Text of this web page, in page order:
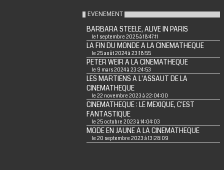
EVENEMENT
BARBARA STEELE, ALIVE IN PARIS
le 1 septembre 2025 à 18:47:11
LA FIN DU MONDE A LA CINEMATHEQUE
le 25 août 2024 à 23:18:55
PETER WEIR A LA CINEMATHEQUE
le 9 mars 2024 à 23:24:53
LES MARTIENS A L'ASSAUT DE LA
CINEMATHEQUE
le 22 novembre 2023 à 22:04:00
CINEMATHEQUE : LE MEXIQUE, C'EST
FANTASTIQUE
le 25 octobre 2023 à 14:04:03
MODE EN JAUNE A LA CINEMATHEQUE
le 20 septembre 2023 à 13:28:09